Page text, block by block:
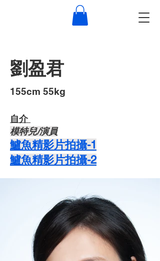
劉盈君
155cm 55kg
自介 ​
​模特兒/演員
​​鱸魚精影片拍攝-1
​​鱸魚精影片拍攝-2